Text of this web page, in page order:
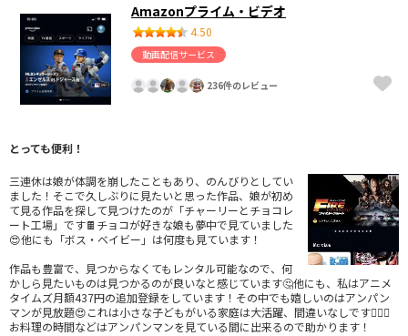
Amazonプライム・ビデオ
4.50
動画配信サービス
236件のレビュー
とっても便利！
三連休は娘が体調を崩したこともあり、のんびりとしてい
ました！そこで久しぶりに見たいと思った作品、娘が初め
て見る作品を探して見つけたのが「チャーリーとチョコレ
ート工場」です🍫チョコが好きな娘も夢中で見ていました
😍他にも「ボス・ベイビー」は何度も見ています！
作品も豊富で、見つからなくてもレンタル可能なので、何
かしら見たいものは見つかるのが良いなと感じています🤔他にも、私はアニメ
タイムズ月額437円の追加登録をしています！その中でも嬉しいのはアンパン
マンが見放題😍これは小さな子どもがいる家庭は大活躍、間違いなしです🙆🏻‍♀️
お料理の時間などはアンパンマンを見ている間に出来るので助かります！